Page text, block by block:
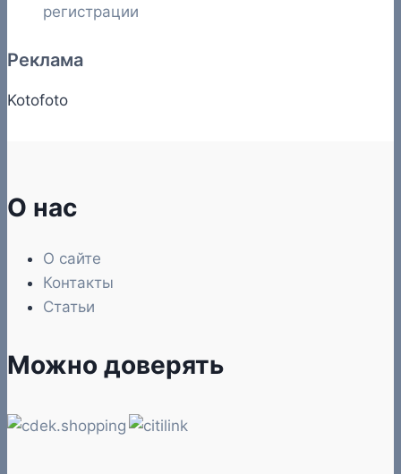
регистрации
Реклама
Kotofoto
О нас
О сайте
Контакты
Статьи
Можно доверять